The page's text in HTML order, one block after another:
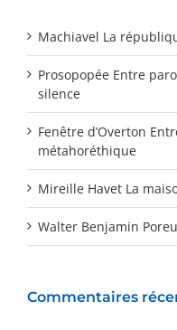
Machiavel La
Prosopopée Entre
silence
Fenêtre d’Overton
métahoréthique
Mireille Havet La
Walter Benjamin
Commentaires